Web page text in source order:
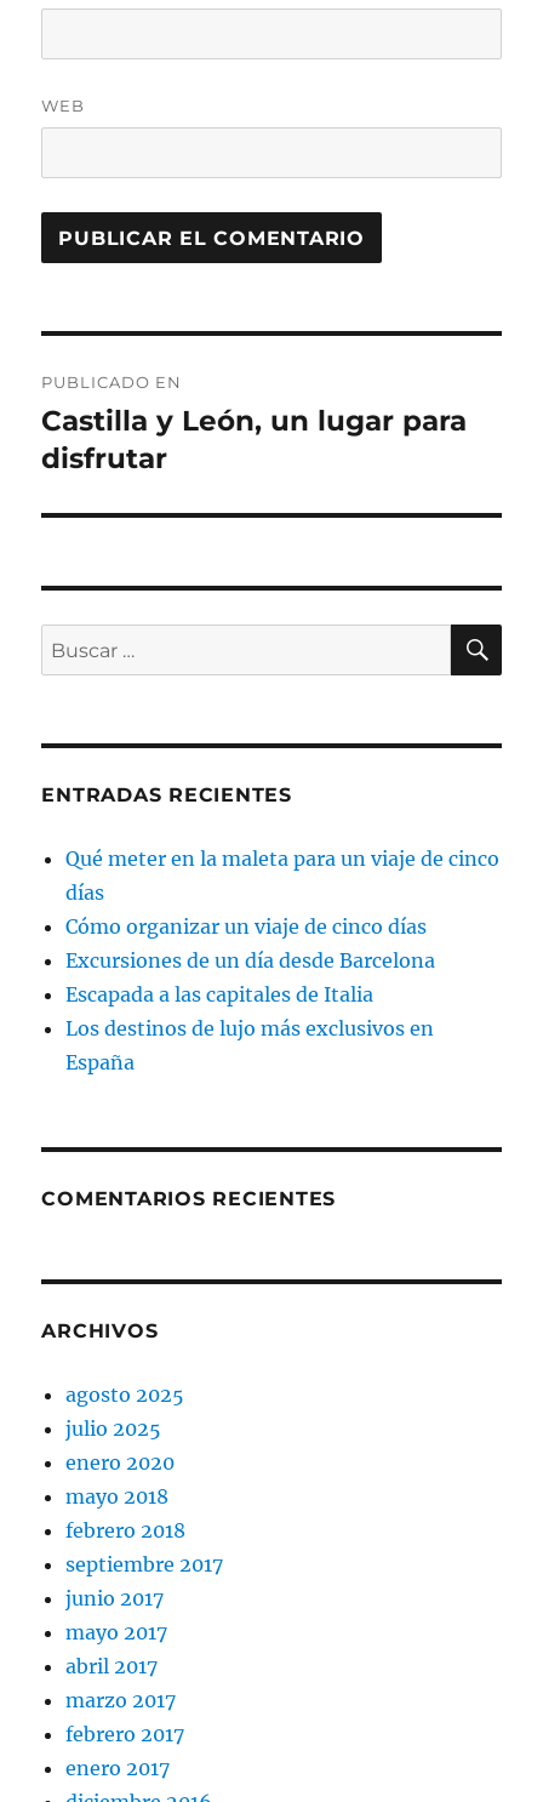
WEB
de
entradas
PUBLICADO EN
Castilla y León, un lugar para
disfrutar
Buscar
por:
ENTRADAS RECIENTES
Qué meter en la maleta para un viaje de cinco
días
Cómo organizar un viaje de cinco días
Excursiones de un día desde Barcelona
Escapada a las capitales de Italia
Los destinos de lujo más exclusivos en
España
COMENTARIOS RECIENTES
ARCHIVOS
agosto 2025
julio 2025
enero 2020
mayo 2018
febrero 2018
septiembre 2017
junio 2017
mayo 2017
abril 2017
marzo 2017
febrero 2017
enero 2017